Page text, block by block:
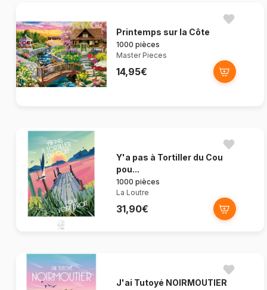
Printemps sur la Côte
1000 pièces
Master Pieces
14,95€
Y'a pas à Tortiller du Cou
pou...
1000 pièces
La Loutre
31,90€
J'ai Tutoyé NOIRMOUTIER